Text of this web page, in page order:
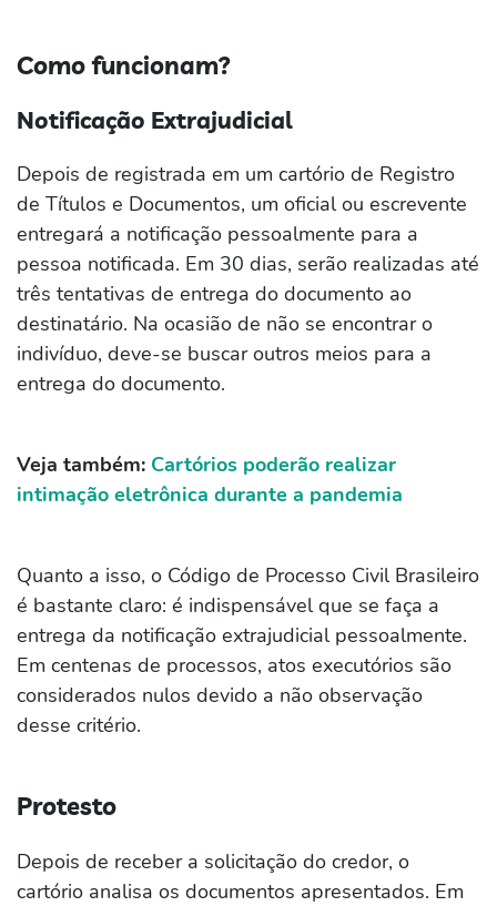
Como funcionam?
Notificação Extrajudicial
Depois de registrada em um cartório de Registro
de Títulos e Documentos, um oficial ou escrevente
entregará a notificação pessoalmente para a
pessoa notificada. Em 30 dias, serão realizadas até
três tentativas de entrega do documento ao
destinatário. Na ocasião de não se encontrar o
indivíduo, deve-se buscar outros meios para a
entrega do documento.
Veja também: Cartórios poderão realizar
intimação eletrônica durante a pandemia
Quanto a isso, o Código de Processo Civil Brasileiro
é bastante claro: é indispensável que se faça a
entrega da notificação extrajudicial pessoalmente.
Em centenas de processos, atos executórios são
considerados nulos devido a não observação
desse critério.
Protesto
Depois de receber a solicitação do credor, o
cartório analisa os documentos apresentados. Em